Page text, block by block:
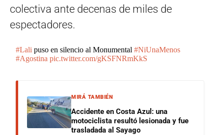
colectiva ante decenas de miles de
espectadores.
#Lali puso en silencio al Monumental#NiUnaMenos
#Agostina pic.twitter.com/gKSFNRmKkS
MIRÁ TAMBIÉN
Accidente en Costa Azul: una
motociclista resultó lesionada y fue
trasladada al Sayago